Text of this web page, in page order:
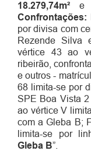
18.279,74m² e
Confrontações:
por divisa com
Rezende Silva
vértice 43 ao
ribeirão,
e outros -
68 limita-se por
SPE Boa Vista 2
ao vértice V
com a Gleba B;
limita-se por
Gleba B”.